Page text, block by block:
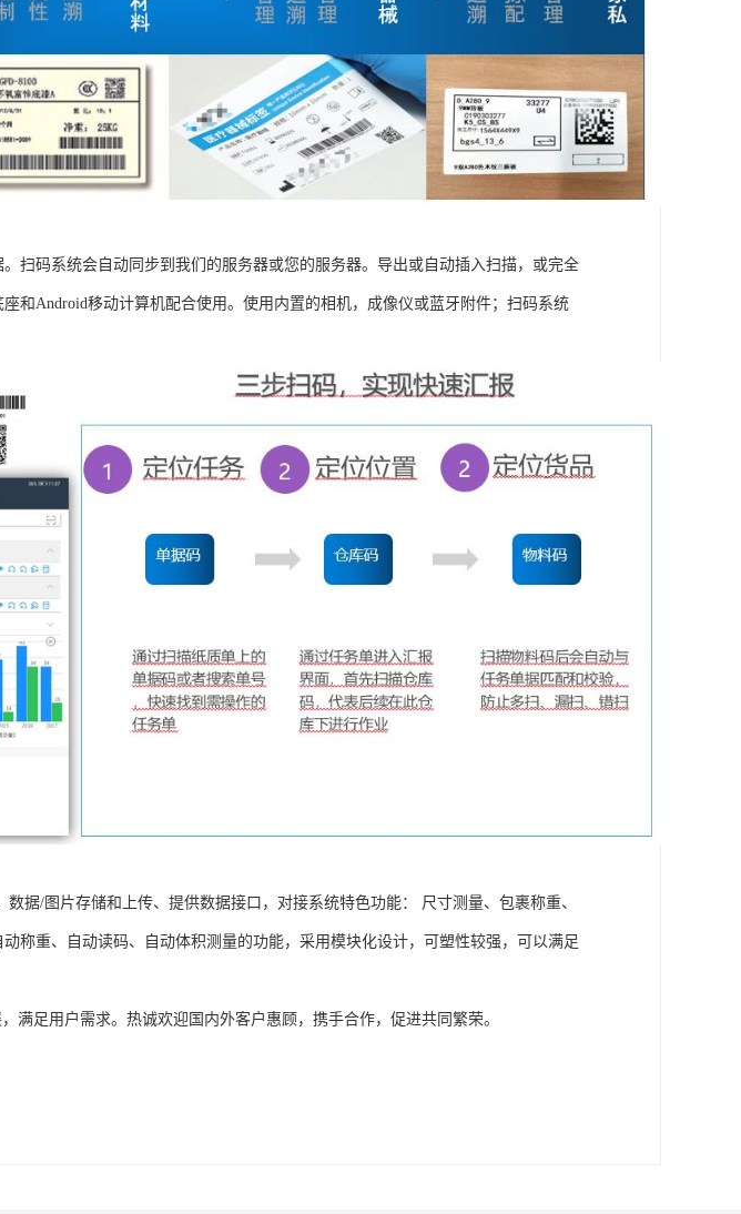
扫码系统会自动同步到我们的服务器或您的服务器。导出或自动插入扫描，或完全
和Android移动计算机配合使用。使用内置的相机，成像仪或蓝牙附件；扫码系统
据/图片存储和上传、提供数据接口，对接系统特色功能： 尺寸测量、包裹称重、
称重、自动读码、自动体积测量的功能，采用模块化设计，可塑性较强，可以满足
满足用户需求。热诚欢迎国内外客户惠顾，携手合作，促进共同繁荣。